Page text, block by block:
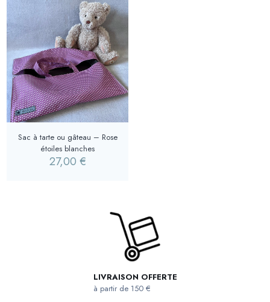
Sac à tarte ou gâteau – Rose
étoiles blanches
27,00 €
LIVRAISON OFFERTE
à partir de 150 €